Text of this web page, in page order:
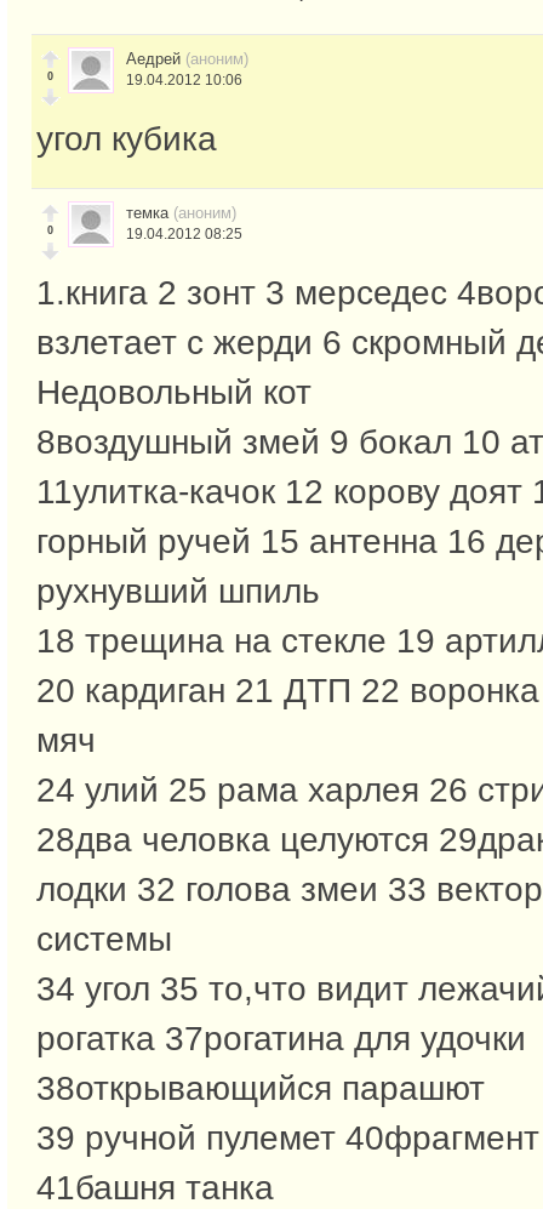
0
Аедрей (аноним)
19.04.2012 10:06
угол кубика
0
темка (аноним)
19.04.2012 08:25
1.книга 2 зонт 3 мерседес
взлетает с жерди 6 скромный
Недовольный кот
8воздушный змей 9 бокал 10
11улитка-качок 12 корову доят
горный ручей 15 антенна 16
рухнувший шпиль
18 трещина на стекле 19
20 кардиган 21 ДТП 22
мяч
24 улий 25 рама харлея 26
28два человка целуются
лодки 32 голова змеи 33
системы
34 угол 35 то,что видит
рогатка 37рогатина для удочки
38открывающийся парашют
39 ручной пулемет
41башня танка